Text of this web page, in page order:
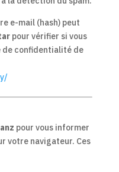
e-mail (hash) peut
pour vérifier si vous
de confidentialité de
pour vous informer
votre navigateur. Ces